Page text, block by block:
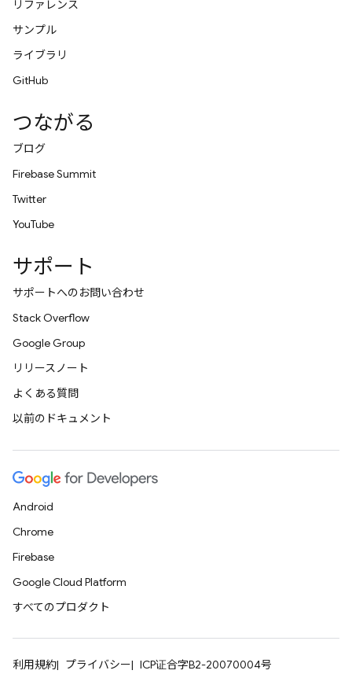
リファレンス
サンプル
ライブラリ
GitHub
つながる
ブログ
Firebase Summit
Twitter
YouTube
サポート
サポートへのお問い合わせ
Stack Overflow
Google Group
リリースノート
よくある質問
以前のドキュメント
Android
Chrome
Firebase
Google Cloud Platform
すべてのプロダクト
利用規約 プライバシー
ICP证合字B2-20070004号